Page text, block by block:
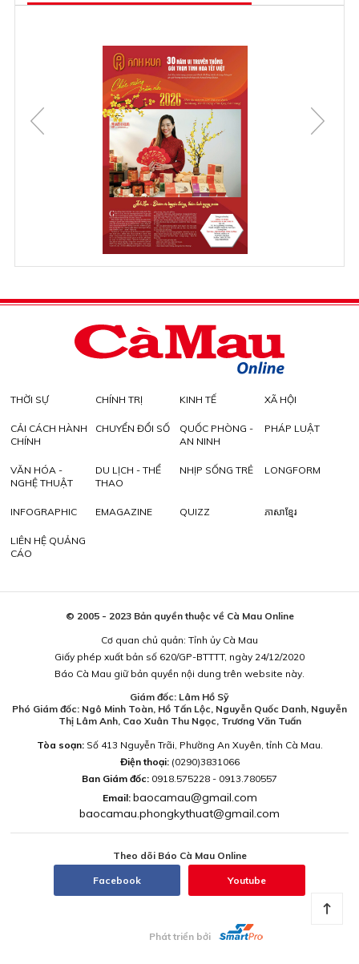
THỜI SỰ CHÍNH TRỊ KINH TẾ XÃ HỘI
CẢI CÁCH HÀNH
CHÍNH
CHUYỂN ĐỔI SỐ
QUỐC PHÒNG -
AN NINH
PHÁP LUẬT
VĂN HÓA -
NGHỆ THUẬT
DU LỊCH - THỂ
THAO
NHỊP SỐNG TRẺ LONGFORM
INFOGRAPHIC EMAGAZINE QUIZZ ភាសាខ្មែរ
LIÊN HỆ QUẢNG
CÁO
© 2005 - 2023 Bản quyền thuộc về Cà Mau Online
Cơ quan chủ quản: Tỉnh ủy Cà Mau
Giấy phép xuất bản số 620/GP-BTTTT, ngày 24/12/2020
Báo Cà Mau giữ bản quyền nội dung trên website này.
Giám đốc: Lâm Hồ Sỹ
Phó Giám đốc: Ngô Minh Toàn, Hồ Tấn Lộc, Nguyễn Quốc Danh, Nguyễn
Thị Lâm Anh, Cao Xuân Thu Ngọc, Trương Văn Tuấn
Tòa soạn:Số 413 Nguyễn Trãi, Phường An Xuyên, tỉnh Cà Mau.
Điện thoại: (0290)3831066
Ban Giám đốc: 0918.575228 - 0913.780557
Email: baocamau@gmail.com
baocamau.phongkythuat@gmail.com
Theo dõi Báo Cà Mau Online
Facebook Youtube
Phát triển bởi